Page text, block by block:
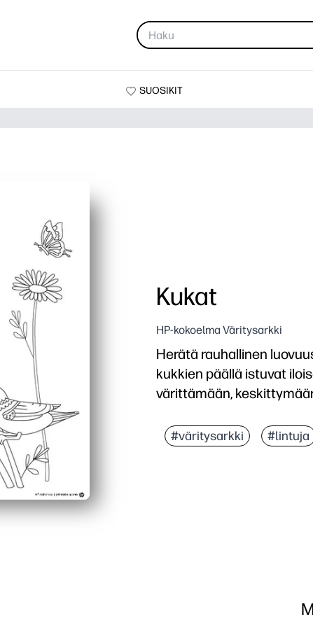
SUOSIKIT
Kukat
HP-kokoelma Väritysarkki
Herätä rauhallinen
kukkien päällä istuvat
värittämään,
Tulosta ja siirry
#väritysarkki #lintuja